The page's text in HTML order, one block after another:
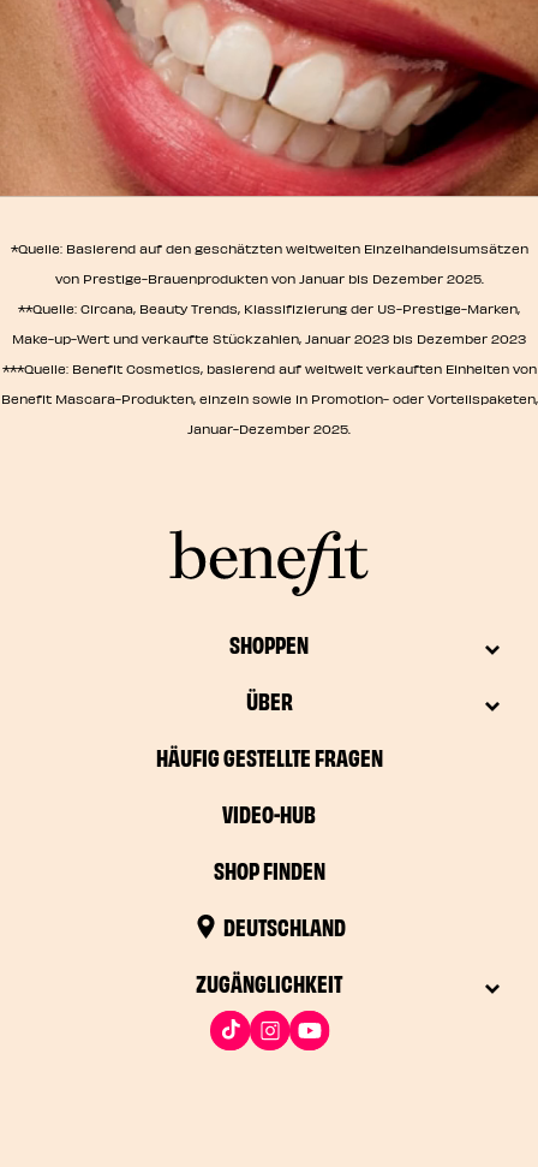
*Quelle: Basierend auf den geschätzten weltweiten Einzelhandelsumsätzen
von Prestige-Brauenprodukten von Januar bis Dezember 2025.
**Quelle: Circana, Beauty Trends, Klassifizierung der US-Prestige-Marken,
Make-up-Wert und verkaufte Stückzahlen, Januar 2023 bis Dezember 2023
***Quelle: Benefit Cosmetics, basierend auf weltweit verkauften Einheiten von
Benefit Mascara-Produkten, einzeln sowie in Promotion- oder Vorteilspaketen,
Januar-Dezember 2025.
SHOPPEN
ÜBER
HÄUFIG GESTELLTE FRAGEN
VIDEO-HUB
SHOP FINDEN
DEUTSCHLAND
ZUGÄNGLICHKEIT